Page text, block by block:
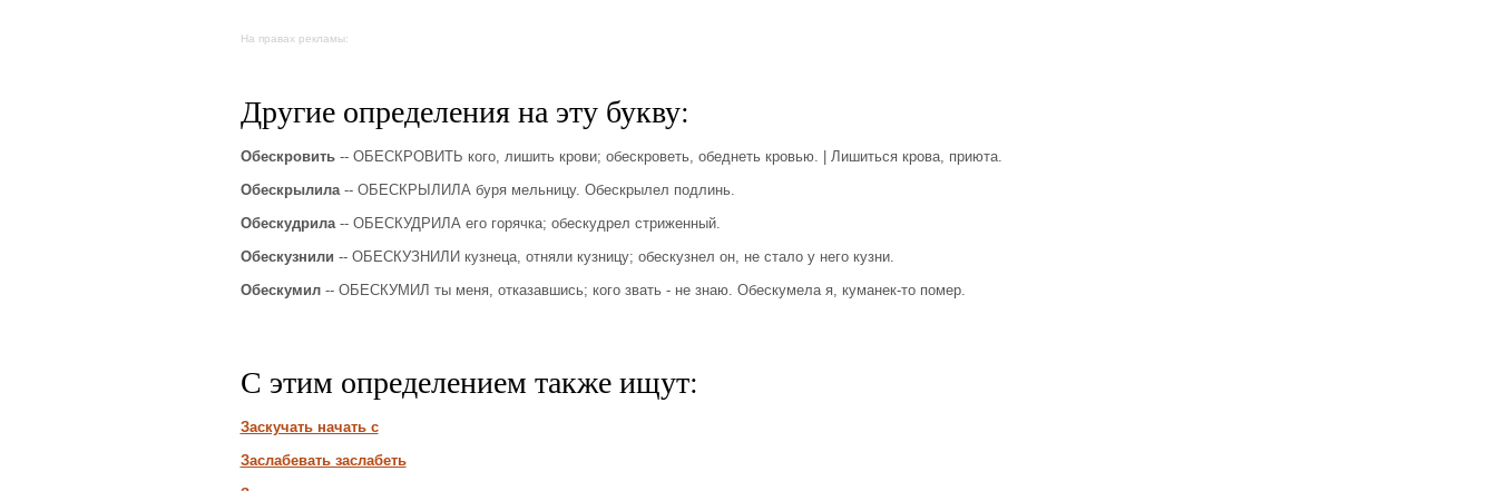
На правах рекламы:
Другие определения на эту букву:
Обескровить-- ОБЕСКРОВИТЬ кого, лишить крови; обескроветь, обеднеть кровью. | Лишиться крова, приюта.
Обескрылила-- ОБЕСКРЫЛИЛА буря мельницу. Обескрылел подлинь.
Обескудрила-- ОБЕСКУДРИЛА его горячка; обескудрел стриженный.
Обескузнили -- ОБЕСКУЗНИЛИ кузнеца, отняли кузницу; обескузнел он, не стало у него кузни.
Обескумил-- ОБЕСКУМИЛ ты меня, отказавшись; кого звать - не знаю. Обескумела я, куманек-то помер.
С этим определением также ищут:
Заскучать начать с
Заслабевать заслабеть